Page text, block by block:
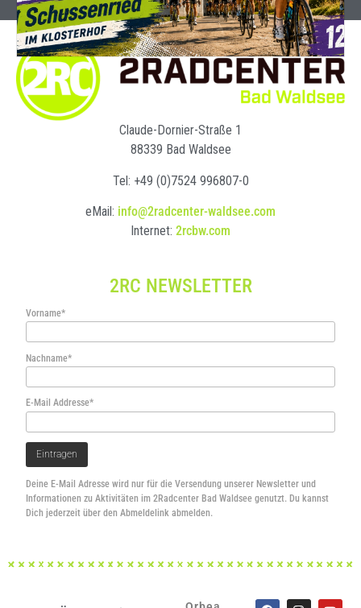
Claude-Dornier-Straße 1
88339 Bad Waldsee
Tel: +49 (0)7524 996807-0
eMail: info@2radcenter-waldsee.com
Internet: 2rcbw.com
2RC NEWSLETTER
Vorname*
Nachname*
E-Mail Addresse*
Deine E-Mail Adresse wird nur für die Versendung unserer Newsletter und
Informationen zu Aktivitäten im 2Radcenter Bad Waldsee genutzt. Du kannst
Dich jederzeit über den Abmeldelink abmelden.